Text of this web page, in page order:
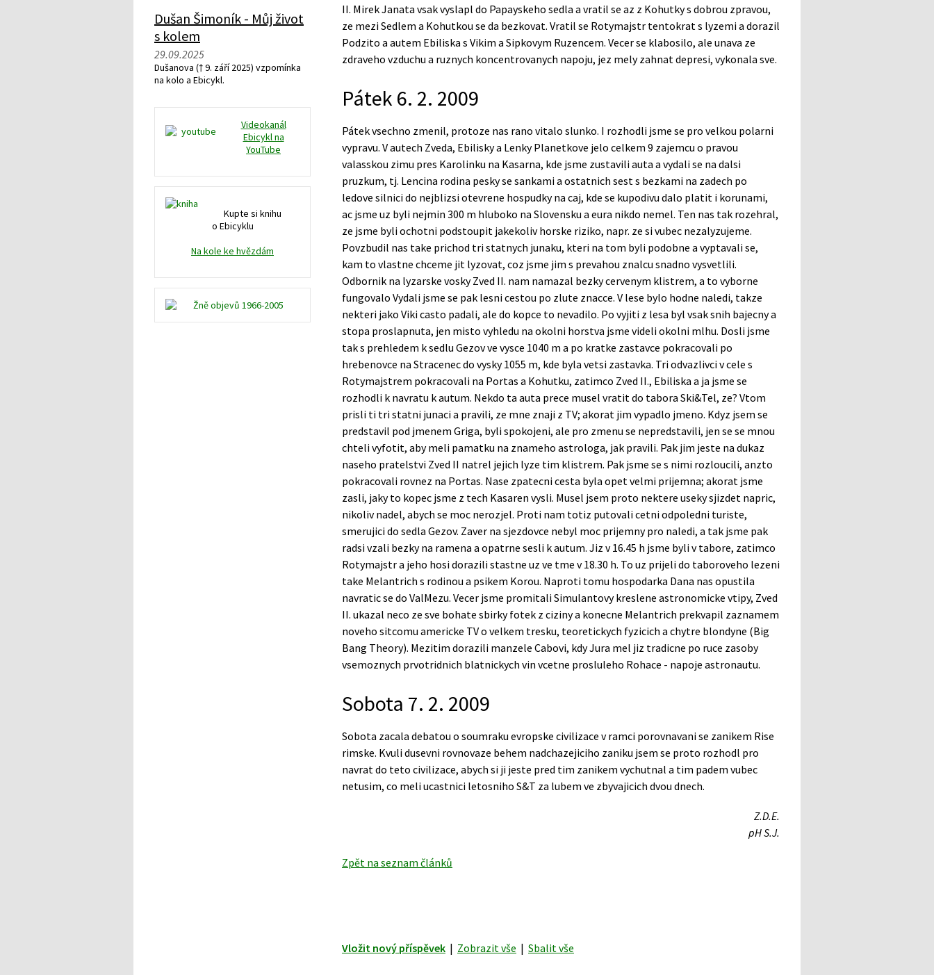
II. Mirek Janata vsak vyslapl do Papayskeho sedla a vratil se az z Kohutky s dobrou zpravou,
ze mezi Sedlem a Kohutkou se da bezkovat. Vratil se Rotymajstr tentokrat s lyzemi a dorazil
Podzito a autem Ebiliska s Vikim a Sipkovym Ruzencem. Vecer se klabosilo, ale unava ze
zdraveho vzduchu a ruznych koncentrovanych napoju, jez mely zahnat depresi, vykonala sve.
Pátek 6. 2. 2009
Pátek vsechno zmenil, protoze nas rano vitalo slunko. I rozhodli jsme se pro velkou polarni
vypravu. V autech Zveda, Ebilisky a Lenky Planetkove jelo celkem 9 zajemcu o pravou
valasskou zimu pres Karolinku na Kasarna, kde jsme zustavili auta a vydali se na dalsi
pruzkum, tj. Lencina rodina pesky se sankami a ostatnich sest s bezkami na zadech po
ledove silnici do nejblizsi otevrene hospudky na caj, kde se kupodivu dalo platit i korunami,
ac jsme uz byli nejmin 300 m hluboko na Slovensku a eura nikdo nemel. Ten nas tak rozehral,
ze jsme byli ochotni podstoupit jakekoliv horske riziko, napr. ze si vubec nezalyzujeme.
Povzbudil nas take prichod tri statnych junaku, kteri na tom byli podobne a vyptavali se,
kam to vlastne chceme jit lyzovat, coz jsme jim s prevahou znalcu snadno vysvetlili.
Odbornik na lyzarske vosky Zved II. nam namazal bezky cervenym klistrem, a to vyborne
fungovalo Vydali jsme se pak lesni cestou po zlute znacce. V lese bylo hodne naledi, takze
nekteri jako Viki casto padali, ale do kopce to nevadilo. Po vyjiti z lesa byl vsak snih bajecny a
stopa proslapnuta, jen misto vyhledu na okolni horstva jsme videli okolni mlhu. Dosli jsme
tak s prehledem k sedlu Gezov ve vysce 1040 m a po kratke zastavce pokracovali po
hrebenovce na Stracenec do vysky 1055 m, kde byla vetsi zastavka. Tri odvazlivci v cele s
Rotymajstrem pokracovali na Portas a Kohutku, zatimco Zved II., Ebiliska a ja jsme se
rozhodli k navratu k autum. Nekdo ta auta prece musel vratit do tabora Ski&Tel, ze? Vtom
prisli ti tri statni junaci a pravili, ze mne znaji z TV; akorat jim vypadlo jmeno. Kdyz jsem se
predstavil pod jmenem Griga, byli spokojeni, ale pro zmenu se nepredstavili, jen se se mnou
chteli vyfotit, aby meli pamatku na znameho astrologa, jak pravili. Pak jim jeste na dukaz
naseho pratelstvi Zved II natrel jejich lyze tim klistrem. Pak jsme se s nimi rozloucili, anzto
pokracovali rovnez na Portas. Nase zpatecni cesta byla opet velmi prijemna; akorat jsme
zasli, jaky to kopec jsme z tech Kasaren vysli. Musel jsem proto nektere useky sjizdet napric,
nikoliv nadel, abych se moc nerozjel. Proti nam totiz putovali cetni odpoledni turiste,
smerujici do sedla Gezov. Zaver na sjezdovce nebyl moc prijemny pro naledi, a tak jsme pak
radsi vzali bezky na ramena a opatrne sesli k autum. Jiz v 16.45 h jsme byli v tabore, zatimco
Rotymajstr a jeho hosi dorazili stastne uz ve tme v 18.30 h. To uz prijeli do taboroveho lezeni
take Melantrich s rodinou a psikem Korou. Naproti tomu hospodarka Dana nas opustila
navratic se do ValMezu. Vecer jsme promitali Simulantovy kreslene astronomicke vtipy, Zved
II. ukazal neco ze sve bohate sbirky fotek z ciziny a konecne Melantrich prekvapil zaznamem
noveho sitcomu americke TV o velkem tresku, teoretickych fyzicich a chytre blondyne (Big
Bang Theory). Mezitim dorazili manzele Cabovi, kdy Jura mel jiz tradicne po ruce zasoby
vsemoznych prvotridnich blatnickych vin vcetne prosluleho Rohace - napoje astronautu.
Sobota 7. 2. 2009
Sobota zacala debatou o soumraku evropske civilizace v ramci porovnavani se zanikem Rise
rimske. Kvuli dusevni rovnovaze behem nadchazejiciho zaniku jsem se proto rozhodl pro
navrat do teto civilizace, abych si ji jeste pred tim zanikem vychutnal a tim padem vubec
netusim, co meli ucastnici letosniho S&T za lubem ve zbyvajicich dvou dnech.
Z.D.E.
pH S.J.
Zpět na seznam článků
Vložit nový příspěvek | Zobrazit vše | Sbalit vše
Dušan Šimoník - Můj život
s kolem
29.09.2025
Dušanova († 9. září 2025) vzpomínka
na kolo a Ebicykl.
Videokanál
Ebicykl na
YouTube
Kupte si knihu
o Ebicyklu
Na kole ke hvězdám